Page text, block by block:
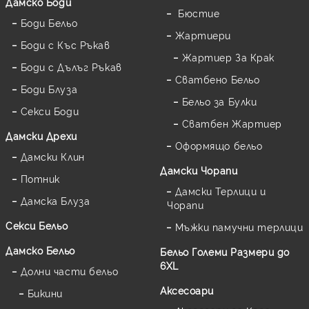
създава бариера за кожата ви от наличието на груби
конци и шевове, ципове, които не са напълно скрити,
дразнещи етикети и вътрешни копчета.
Подвижната подплата може да осигури допълнителна
топлина през студените месеци или да абсорбира
влагата през лятото, като ви поддържа комфортно
през целия ден.
ЗАЩО Е ВАЖНА ДАМСКАТА ПОДПЛАТА
- осигурява дискретност, като
намалява прозрачността на дрехите от фини материи
Комфорт
- предотвратява наелектризирането и
неприятното полепване на дрехите върху
чорапогащника
- луксозните модели могат да удължат
визуално къса пола или рокля, придавайки изисканост на
Универсалност- правилно подбраният хастар се
комбинира с множество рокли, костюми и поли,
независимо дали са предназначени за ежедневието,
Боди Бельо
Боди с Къс Ръкав
Боди с Дълъг Ръкав
Боди Блуза
Секси Боди
Дамски Дрехи
Дамски Клин
Потник
Дамска Блуза
Секси Бельо
Дамско Бельо
Долни части бельо
Бикини
Бюстие
Жартиери
Жартиер За Крак
Сватбено Бельо
Бельо за Булки
Сватбен Жартиер
Оформящо бельо
Дамски Чорапи
Дамски Терлици и
Чорапи
Мъжки памучни терлици
Бельо Големи Размери до
6XL
Аксесоари